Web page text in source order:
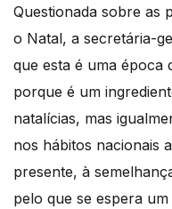
Questionada sobre as
o Natal, a secretária-
que esta é uma época
porque é um
natalícias, mas
nos hábitos nacionais
presente, à
pelo que se espera